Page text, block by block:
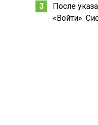
После
«Войти».